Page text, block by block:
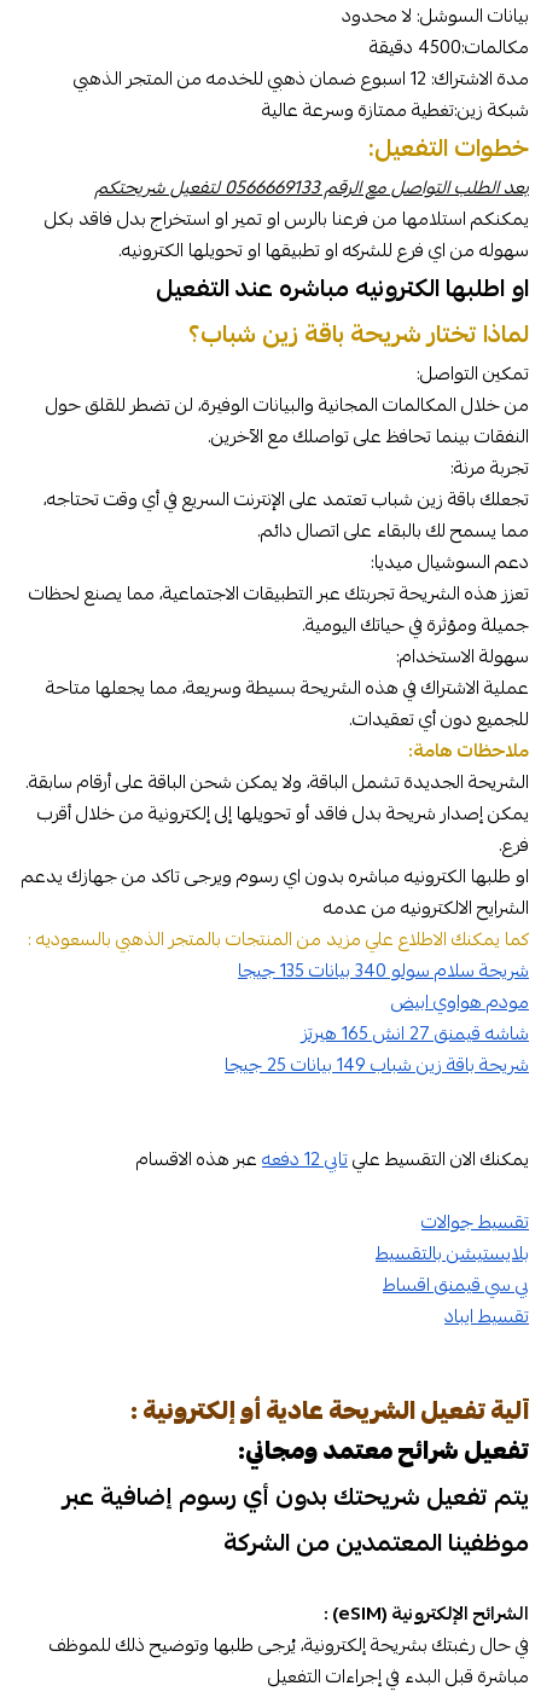
بيانات السوشل: لا محدود
مكالمات:4500 دقيقة
مدة الاشتراك: 12 اسبوع ضمان ذهبي للخدمه من المتجر الذهبي
شبكة زين:تغطية ممتازة وسرعة عالية
خطوات التفعيل:
بعد الطلب التواصل مع الرقم 0566669133 لتفعيل شريحتكم
يمكنكم استلامها من فرعنا بالرس او تمير او استخراج بدل فاقد بكل
سهوله من اي فرع للشركه او تطبيقها او تحويلها الكترونيه.
او اطلبها الكترونيه مباشره عند التفعيل
لماذا تختار شريحة باقة زين شباب؟
تمكين التواصل:
من خلال المكالمات المجانية والبيانات الوفيرة، لن تضطر للقلق حول
النفقات بينما تحافظ على تواصلك مع الآخرين.
تجربة مرنة:
تجعلك باقة زين شباب تعتمد على الإنترنت السريع في أي وقت تحتاجه،
مما يسمح لك بالبقاء على اتصال دائم.
دعم السوشيال ميديا:
تعزز هذه الشريحة تجربتك عبر التطبيقات الاجتماعية، مما يصنع لحظات
جميلة ومؤثرة في حياتك اليومية.
سهولة الاستخدام:
عملية الاشتراك في هذه الشريحة بسيطة وسريعة، مما يجعلها متاحة
للجميع دون أي تعقيدات.
ملاحظات هامة:
الشريحة الجديدة تشمل الباقة، ولا يمكن شحن الباقة على أرقام سابقة.
يمكن إصدار شريحة بدل فاقد أو تحويلها إلى إلكترونية من خلال أقرب
فرع.
او طلبها الكترونيه مباشره بدون اي رسوم ويرجى تاكد من جهازك يدعم
الشرايح الالكترونيه من عدمه
كما يمكنك الاطلاع علي مزيد من المنتجات بالمتجر الذهبي بالسعوديه :
شريحة سلام سولو 340 بيانات 135 جيجا
مودم هواوي ابيض
شاشه قيمنق 27 انش 165 هيرتز
شريحة باقة زين شباب 149 بيانات 25 جيجا
يمكنك الان التقسيط عليتابي 12 دفعه
عبر هذه الاقسام
تقسيط جوالات
بلايستيشن بالتقسيط
بي سي قيمنق اقساط
تقسيط ايباد
آلية تفعيل الشريحة عادية أو إلكترونية :
تفعيل شرائح معتمد ومجاني:
يتم تفعيل شريحتك بدون أي رسوم إضافية عبر
موظفينا المعتمدين من الشركة
الشرائح الإلكترونية (eSIM) :
في حال رغبتك بشريحة إلكترونية، يُرجى طلبها وتوضيح ذلك للموظف
مباشرة قبل البدء في إجراءات التفعيل